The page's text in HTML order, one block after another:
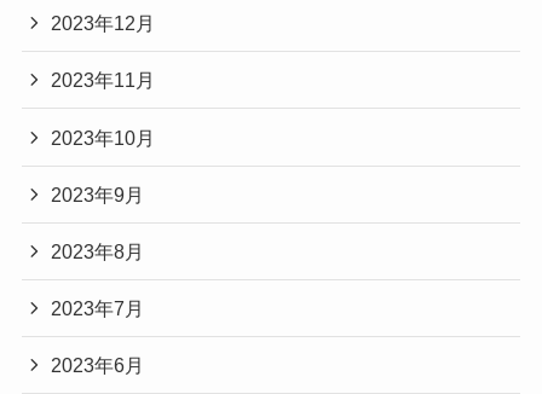
2023年12月
2023年11月
2023年10月
2023年9月
2023年8月
2023年7月
2023年6月